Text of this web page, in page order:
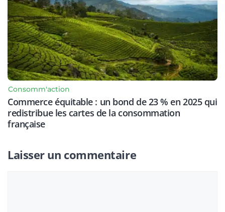
Consomm'action
Commerce équitable : un bond de 23 % en 2025 qui
redistribue les cartes de la consommation
française
Laisser un commentaire